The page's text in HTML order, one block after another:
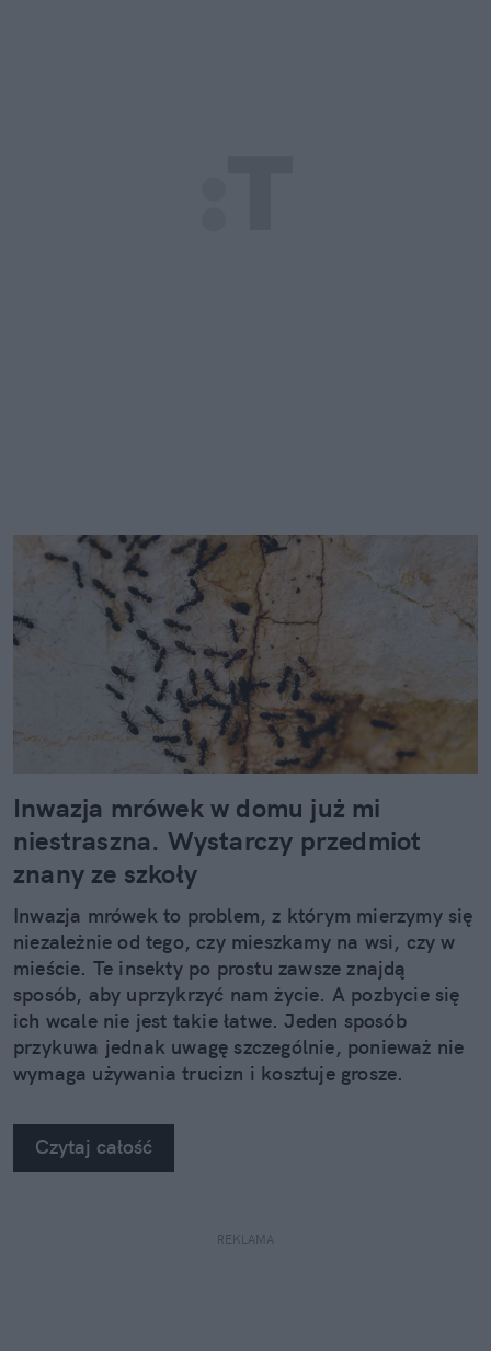
Inwazja mrówek w domu już mi
niestraszna. Wystarczy przedmiot
znany ze szkoły
Inwazja mrówek to problem, z którym mierzymy się
niezależnie od tego, czy mieszkamy na wsi, czy w
mieście. Te insekty po prostu zawsze znajdą
sposób, aby uprzykrzyć nam życie. A pozbycie się
ich wcale nie jest takie łatwe. Jeden sposób
przykuwa jednak uwagę szczególnie, ponieważ nie
wymaga używania trucizn i kosztuje grosze.
Czytaj całość
REKLAMA